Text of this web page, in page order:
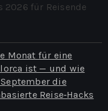
2026 für Reisende
Monat für eine
ist — und wie
die
Reise‑Hacks